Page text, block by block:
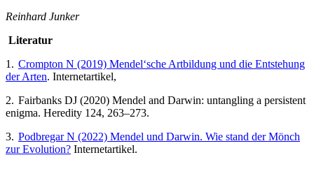
Reinhard Junker
Literatur
1. Crompton N (2019) Mendel‘sche Artbildung und die Entstehung
der Arten. Internetartikel,
2. Fairbanks DJ (2020) Mendel and Darwin: untangling a persistent
enigma. Heredity 124, 263–273.
3. Podbregar N (2022) Mendel und Darwin. Wie stand der Mönch
zur Evolution? Internetartikel.